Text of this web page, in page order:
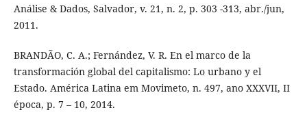
Análise & Dados, Salvador, v. 21, n. 2, p. 303 -313, abr./jun,
2011.
BRANDÃO, C. A.; Fernández, V. R. En el marco de la
transformación global del capitalismo: Lo urbano y el
Estado. América Latina em Movimeto, n. 497, ano XXXVII, II
época, p. 7 – 10, 2014.